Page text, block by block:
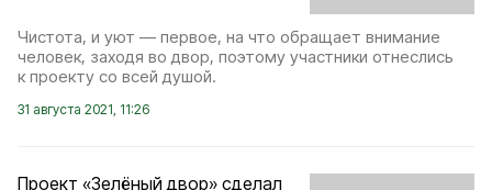
Чистота, и уют — первое, на что обращает внимание
человек, заходя во двор, поэтому участники отнеслись
к проекту со всей душой.
31 августа 2021, 11:26
Проект «Зелёный двор» сделал